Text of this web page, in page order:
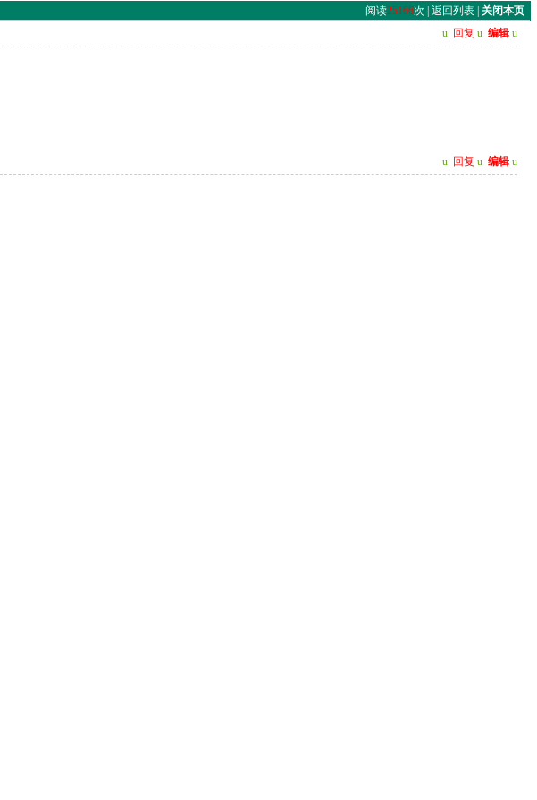
阅读25166次 | 返回列表| 关闭本页
u 回复 u 编辑 u
u 回复 u 编辑 u